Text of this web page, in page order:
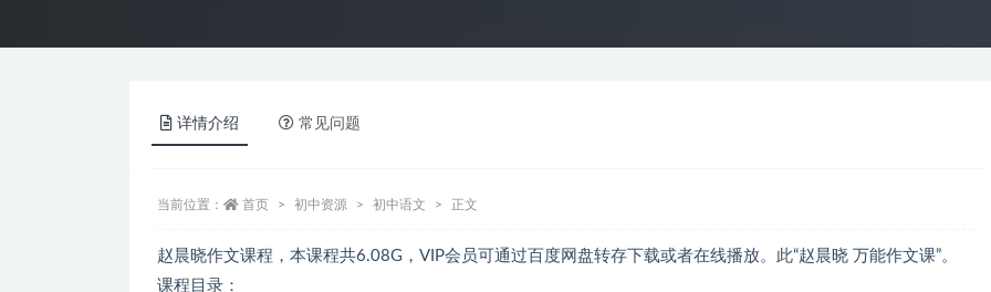
详情介绍 常见问题
当前位置： 首页 初中资源 初中语文 正文
赵晨晓作文课程，本课程共6.08G，VIP会员可通过百度网盘转存下载或者在线播放。此“赵晨晓 万能作文课”。
课程目录：